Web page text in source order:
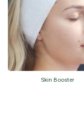
Skin Booster